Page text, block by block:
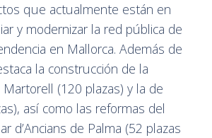
que actualmente están en
y modernizar la red pública de
en Mallorca. Además de
la construcción de la
(120 plazas) y la de
así como las reformas del
d’Ancians de Palma (52 plazas